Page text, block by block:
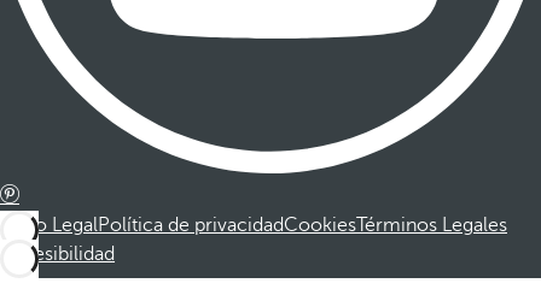
Aviso LegalPolítica de privacidadCookiesTérminos Legales
Accesibilidad